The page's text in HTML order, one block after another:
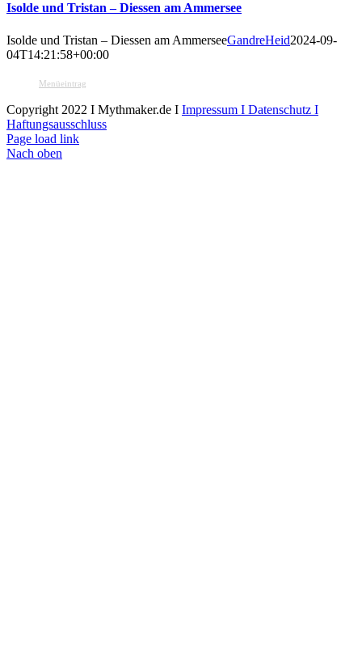
Isolde und Tristan – Diessen am Ammersee
Isolde und Tristan – Diessen am AmmerseeGandreHeid2024-09-
04T14:21:58+00:00
Menüeintrag
Copyright 2022 I Mythmaker.de I Impressum I Datenschutz I
Haftungsausschluss
Page load link
Nach oben